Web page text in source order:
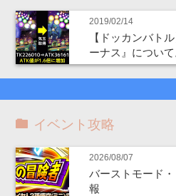
2019/02/14
【ドッカンバト
ーナス』につい
イベント攻略
2026/08/07
バーストモード
報